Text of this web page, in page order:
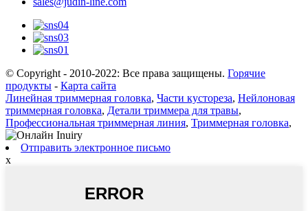
© Copyright - 2010-2022: Все права защищены. Горячие
продукты - Карта сайта
Линейная триммерная головка, Части кустореза, Нейлоновая
триммерная головка, Детали триммера для травы,
Профессиональная триммерная линия, Триммерная головка,
Отправить электронное письмо
x